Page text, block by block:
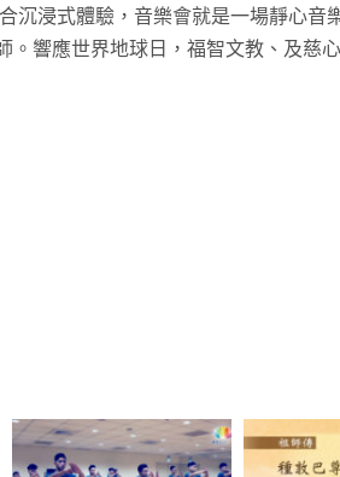
沉浸式體驗，音樂會就是一場靜心
響應世界地球日，福智文教、及慈